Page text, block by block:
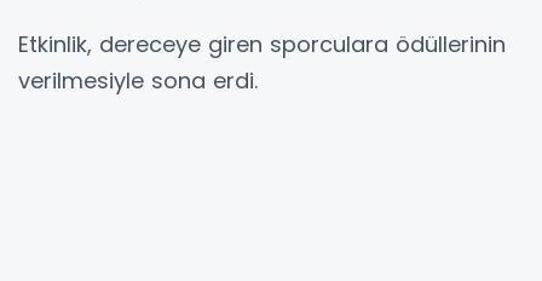
Etkinlik, dereceye giren sporculara ödüllerinin
verilmesiyle sona erdi.